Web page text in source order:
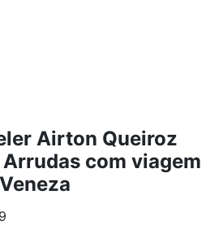
Airton Queiroz
com viagem